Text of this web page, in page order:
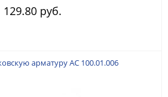
129.80 руб.
арматуру АС 100.01.006